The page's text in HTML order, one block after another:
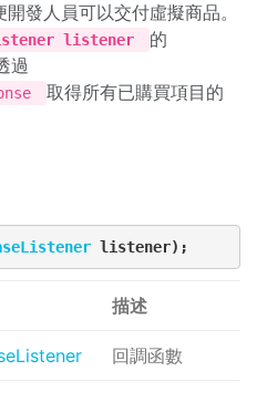
發人員可以交付虛擬商品。
listener 的
過
取得所有已購買項目的
listener);
描述
回調函數